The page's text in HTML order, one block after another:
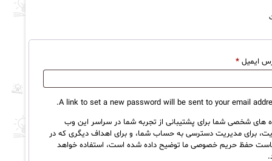
ایمیل*الزامی
A link to set a new password will be sent to your email
های شخصی شما برای پشتیبانی از تجربه شما در سراسر این وب
برای مدیریت دسترسی به حساب شما، و برای اهداف دیگری که در
حفظ حریم خصوصی ما توضیح داده شده است، استفاده خواهد